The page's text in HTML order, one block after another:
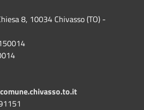
8, 10034 Chivasso (TO) -